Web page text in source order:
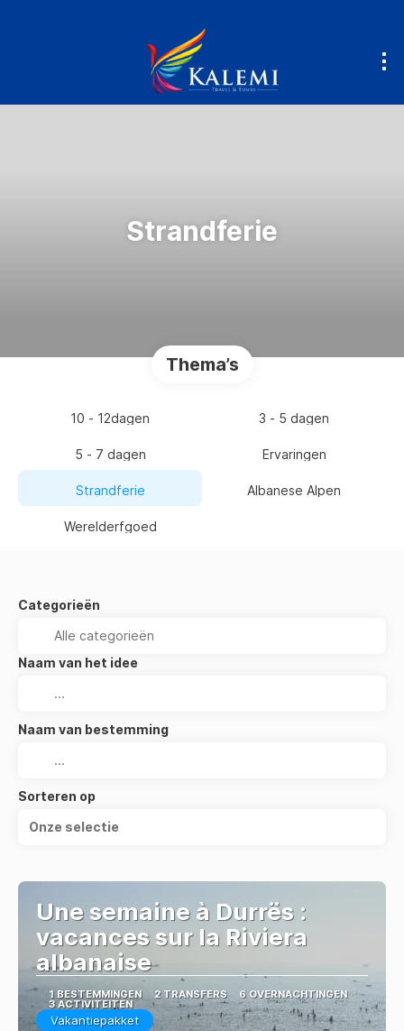
Strandferie
Thema’s
10 - 12dagen 3 - 5 dagen
5 - 7 dagen Ervaringen
Strandferie Albanese Alpen
Werelderfgoed
Categorieën
Naam van het idee
Naam van bestemming
Sorteren op
Onze selectie
Une semaine à Durrës :
vacances sur la Riviera
albanaise
1 BESTEMMINGEN 2 TRANSFERS 6 OVERNACHTINGEN
3 ACTIVITEITEN
Vakantiepakket